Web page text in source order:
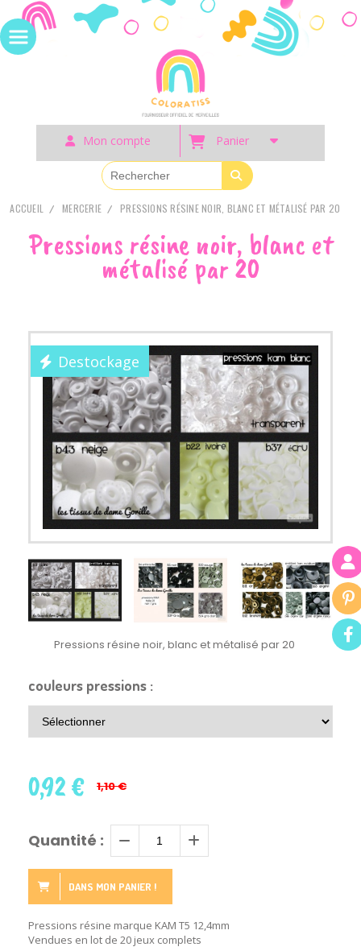
Mon compte Panier
ACCUEIL MERCERIE PRESSIONS RÉSINE NOIR, BLANC ET MÉTALISÉ PAR 20
Pressions résine noir, blanc et
métalisé par 20
Destockage
Pressions résine noir, blanc et métalisé par 20
couleurs pressions :
0,92€ 1,10 €
Quantité :
DANS MON PANIER !
Pressions résine marque KAM T5 12,4mm
Vendues en lot de 20 jeux complets
Panneau de gestion des cookies